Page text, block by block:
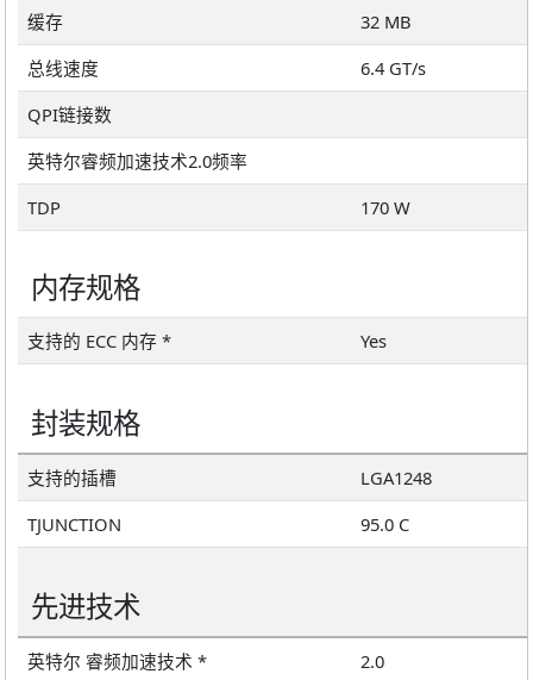
缓存
32 MB
总线速度
6.4 GT/s
QPI链接数
英特尔睿频加速技术2.0频率
TDP
170 W
内存规格
支持的 ECC 内存 * Yes
封装规格
支持的插槽
LGA1248
TJUNCTION
95.0 C
先进技术
英特尔 睿频加速技术 *
2.0